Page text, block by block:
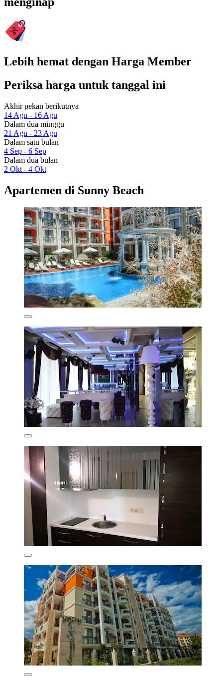
Lebih hemat dengan Harga Member
Periksa harga untuk tanggal ini
Akhir pekan berikutnya
14 Agu - 16 Agu
Dalam dua minggu
21 Agu - 23 Agu
Dalam satu bulan
4 Sep - 6 Sep
Dalam dua bulan
2 Okt - 4 Okt
Apartemen di Sunny Beach